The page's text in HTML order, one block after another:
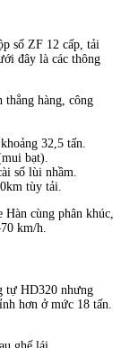
số ZF 12 cấp, tải
đây là các thông
thẳng hàng, công
32,5 tấn.
bạt).
số lùi nhầm.
tùy tải.
cùng phân khúc,
km/h.
tự HD320 nhưng
hơn ở mức 18 tấn.